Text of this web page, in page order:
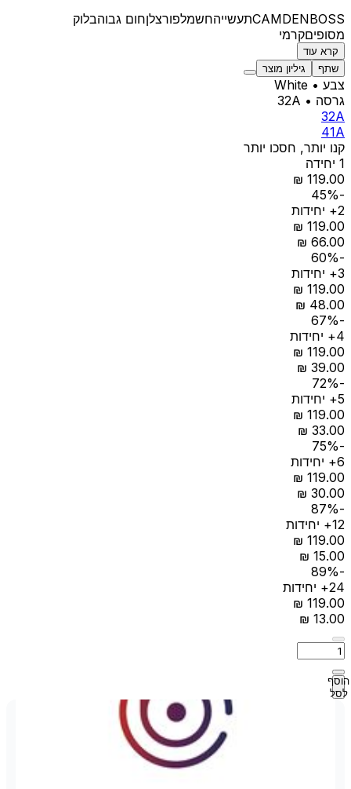
CAMDENBOSSתעשייהחשמלפורצלןחום גבוהבלוק
מסופיםקרמי
קרא עוד
שתף
גיליון מוצר
צבע • White
גרסה • 32A
32A
41A
קנו יותר, חסכו יותר
1 יחידה
-45%
2+ יחידות
-60%
3+ יחידות
-67%
4+ יחידות
-72%
5+ יחידות
-75%
6+ יחידות
-87%
12+ יחידות
-89%
24+ יחידות
הוסף
לסל